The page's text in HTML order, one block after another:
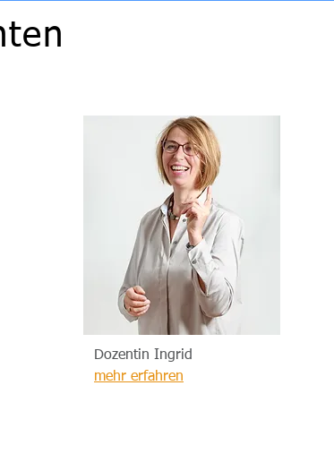
Dozentin Ingrid
mehr erfahren